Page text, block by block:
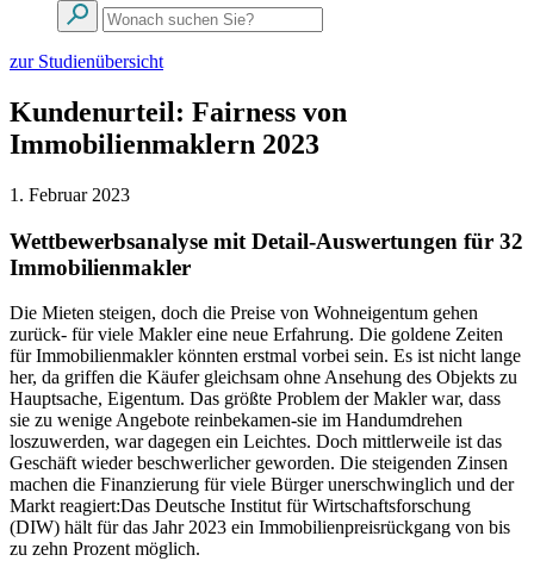
zur Studienübersicht
Kundenurteil: Fairness von
Immobilienmaklern 2023
1. Februar 2023
Wettbewerbsanalyse mit Detail-Auswertungen für 32
Immobilienmakler
Die Mieten steigen, doch die Preise von Wohneigentum gehen
zurück- für viele Makler eine neue Erfahrung. Die goldene Zeiten
für Immobilienmakler könnten erstmal vorbei sein. Es ist nicht lange
her, da griffen die Käufer gleichsam ohne Ansehung des Objekts zu
Hauptsache, Eigentum. Das größte Problem der Makler war, dass
sie zu wenige Angebote reinbekamen-sie im Handumdrehen
loszuwerden, war dagegen ein Leichtes. Doch mittlerweile ist das
Geschäft wieder beschwerlicher geworden. Die steigenden Zinsen
machen die Finanzierung für viele Bürger unerschwinglich und der
Markt reagiert:Das Deutsche Institut für Wirtschaftsforschung
(DIW) hält für das Jahr 2023 ein Immobilienpreisrückgang von bis
zu zehn Prozent möglich.